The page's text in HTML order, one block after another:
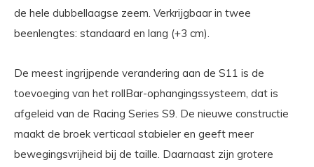
de hele dubbellaagse zeem. Verkrijgbaar in twee
beenlengtes: standaard en lang (+3 cm).
De meest ingrijpende verandering aan de S11 is de
toevoeging van het rollBar-ophangingssysteem, dat is
afgeleid van de Racing Series S9. De nieuwe constructie
maakt de broek verticaal stabieler en geeft meer
bewegingsvrijheid bij de taille. Daarnaast zijn grotere